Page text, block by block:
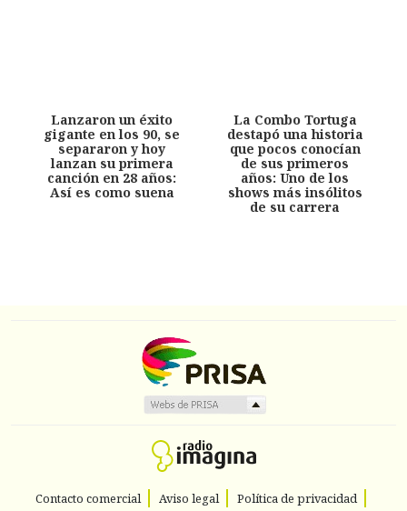
Lanzaron un éxito
gigante en los 90, se
separaron y hoy
lanzan su primera
canción en 28 años:
Así es como suena
La Combo Tortuga
destapó una historia
que pocos conocían
de sus primeros
años: Uno de los
shows más insólitos
de su carrera
Contacto comercial Aviso legal
Política de privacidad